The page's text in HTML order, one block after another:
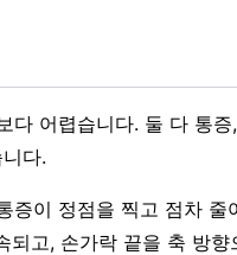
다 어렵습니다. 둘 다 통증
다.
증이 정점을 찍고 점차 줄
되고, 손가락 끝을 축 방향